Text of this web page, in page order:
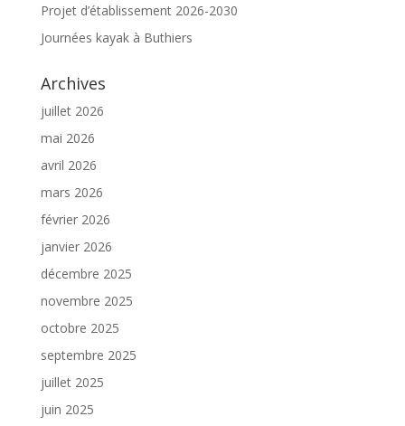
Projet d’établissement 2026-2030
Journées kayak à Buthiers
Archives
juillet 2026
mai 2026
avril 2026
mars 2026
février 2026
janvier 2026
décembre 2025
novembre 2025
octobre 2025
septembre 2025
juillet 2025
juin 2025